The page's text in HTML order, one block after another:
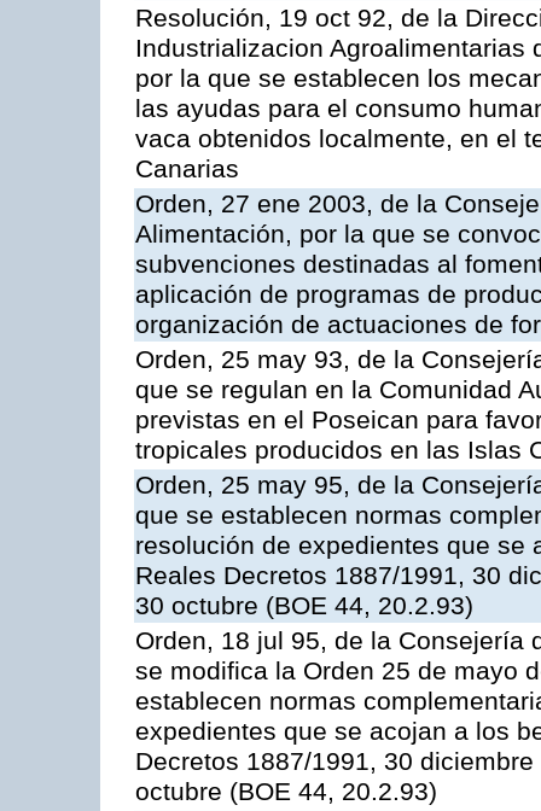
Resolución, 19 oct 92, de la
Industrializacion Agroalimentarias
por la que se establecen los
las ayudas para el consumo
vaca obtenidos localmente, en el
Canarias
Orden, 27 ene 2003, de la
Alimentación, por la que se
subvenciones destinadas al
aplicación de programas de
organización de actuaciones de
Orden, 25 may 93, de la
que se regulan en la Comunidad
previstas en el Poseican para
tropicales producidos en las Islas
Orden, 25 may 95, de la
que se establecen normas
resolución de expedientes que se
Reales Decretos 1887/1991, 30
30 octubre (BOE 44, 20.2.93)
Orden, 18 jul 95, de la Consejería
se modifica la Orden 25 de mayo
establecen normas
expedientes que se acojan a los
Decretos 1887/1991, 30
octubre (BOE 44, 20.2.93)